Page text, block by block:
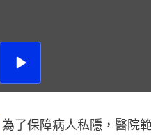
播
為了保障病人私隱，醫院